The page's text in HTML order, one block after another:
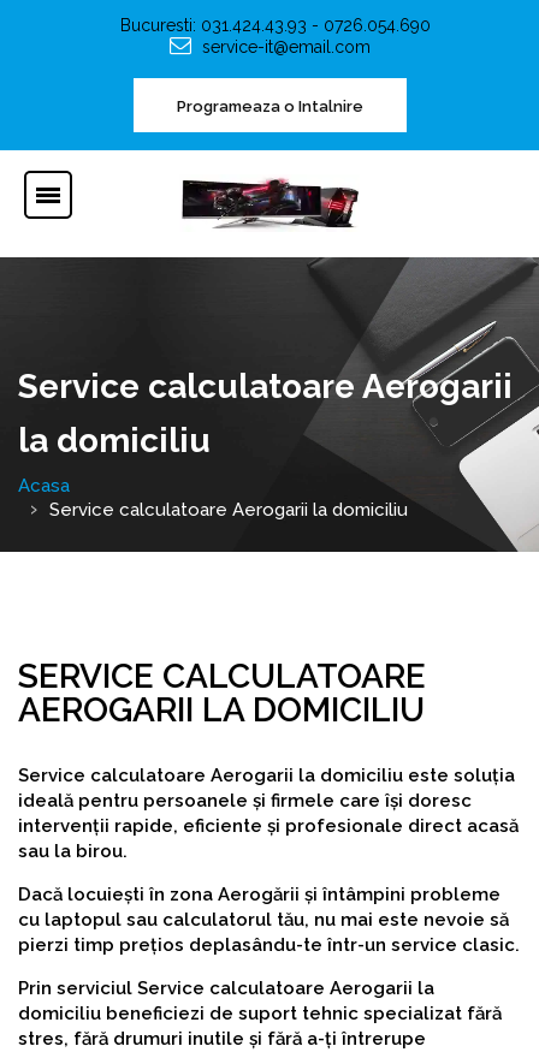
Bucuresti: 031.424.43.93 - 0726.054.690
service-it@email.com
Programeaza o Intalnire
Service calculatoare Aerogarii
la domiciliu
Acasa
Service calculatoare Aerogarii la domiciliu
SERVICE CALCULATOARE
AEROGARII LA DOMICILIU
Service calculatoare Aerogarii la domiciliu este soluția
ideală pentru persoanele și firmele care își doresc
intervenții rapide, eficiente și profesionale direct acasă
sau la birou.
Dacă locuiești în zona Aerogării și întâmpini probleme
cu laptopul sau calculatorul tău, nu mai este nevoie să
pierzi timp prețios deplasându-te într-un service clasic.
Prin serviciul Service calculatoare Aerogarii la
domiciliu beneficiezi de suport tehnic specializat fără
stres, fără drumuri inutile și fără a-ți întrerupe